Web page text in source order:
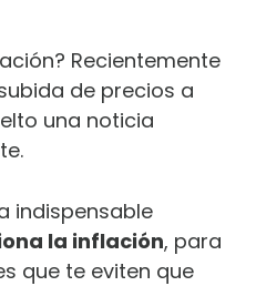
Recientemente
de precios a
una noticia
indispensable
la inflación, para
que te eviten que